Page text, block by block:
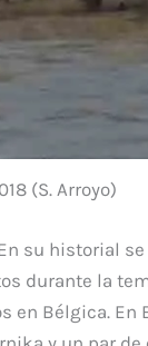
(S. Arroyo)
su historial
durante la
en Bélgica. En